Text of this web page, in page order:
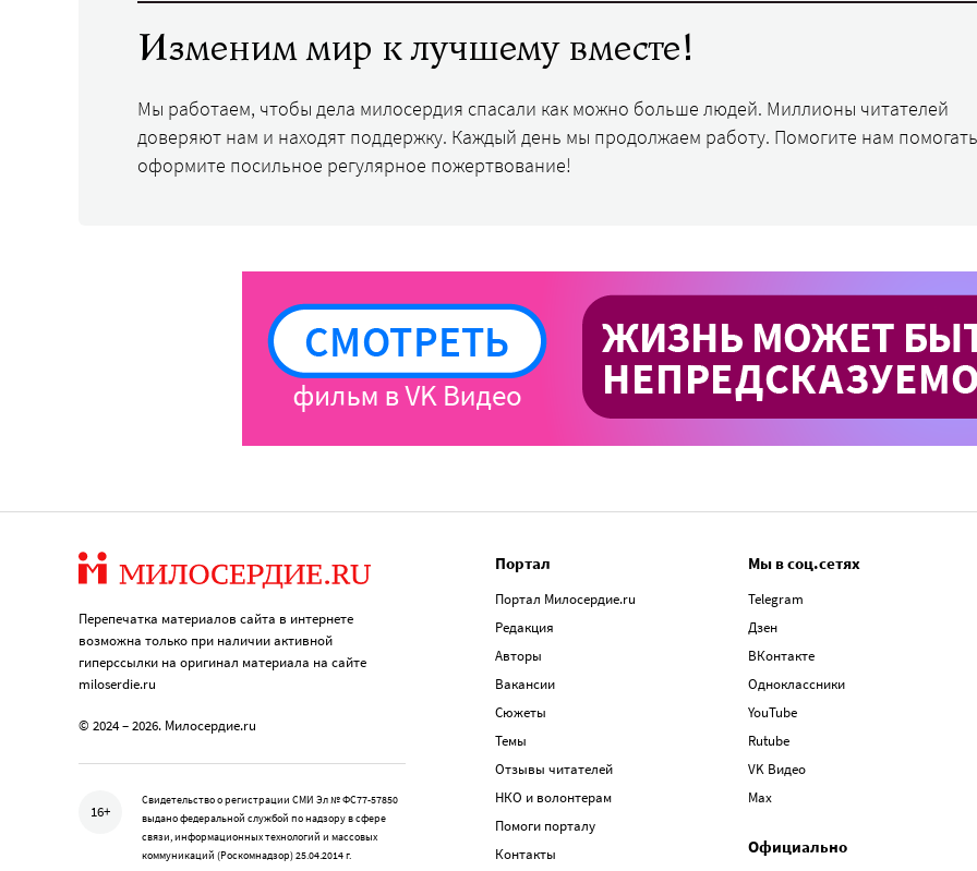
Изменим мир к лучшему вместе!
Мы работаем, чтобы дела милосердия спасали как можно больше людей. Миллионы читателей
доверяют нам и находят поддержку. Каждый день мы продолжаем работу. Помогите нам
оформите посильное регулярное пожертвование!
Перепечатка материалов сайта в интернете
возможна только при наличии активной
гиперссылки на оригинал материала на сайте
miloserdie.ru
© 2024 – 2026. Милосердие.ru
16+
Свидетельство о регистрации СМИ Эл № ФС77-57850
выдано федеральной службой по надзору в сфере
связи, информационных технологий и массовых
коммуникаций (Роскомнадзор) 25.04.2014 г.
Портал
Портал Милосердие.ru
Редакция
Авторы
Вакансии
Сюжеты
Темы
Отзывы читателей
НКО и волонтерам
Помоги порталу
Контакты
Мы в соц.сетях
Telegram
Дзен
ВКонтакте
Одноклассники
YouTube
Rutube
VK Видео
Max
Официально